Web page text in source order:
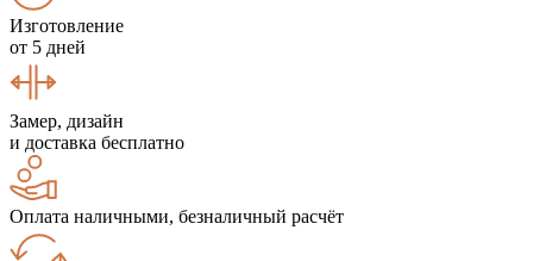
Изготовление
от 5 дней
Замер, дизайн
и доставка бесплатно
Оплата наличными, безналичный расчёт